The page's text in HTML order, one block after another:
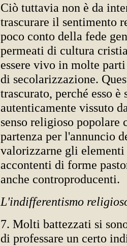
Ciò tuttavia non è da
trascurare il sentimento
poco conto della fede
permeati di cultura
essere vivo in molte
di secolarizzazione.
trascurato, perché esso
autenticamente vissuto
senso religioso popolare
partenza per l'annuncio
valorizzarne gli
accontenti di forme
anche controproducenti.
L'indifferentismo
7. Molti battezzati si
di professare un certo